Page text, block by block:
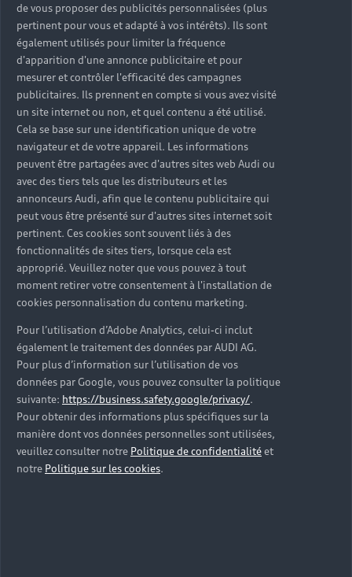
Découvrir
Pour aller plus
loin
de vous proposer des publicités personnalisées (plus
pertinent pour vous et adapté à vos intérêts). Ils sont
également utilisés pour limiter la fréquence
d'apparition d'une annonce publicitaire et pour
mesurer et contrôler l'efficacité des campagnes
publicitaires. Ils prennent en compte si vous avez visité
un site internet ou non, et quel contenu a été utilisé.
Cela se base sur une identification unique de votre
navigateur et de votre appareil. Les informations
peuvent être partagées avec d'autres sites web Audi ou
avec des tiers tels que les distributeurs et les
annonceurs Audi, afin que le contenu publicitaire qui
peut vous être présenté sur d'autres sites internet soit
pertinent. Ces cookies sont souvent liés à des
fonctionnalités de sites tiers, lorsque cela est
approprié. Veuillez noter que vous pouvez à tout
moment retirer votre consentement à l'installation de
cookies personnalisation du contenu marketing.
Pour l’utilisation d’Adobe Analytics, celui-ci inclut
également le traitement des données par AUDI AG.
Pour plus d’information sur l’utilisation de vos
données par Google, vous pouvez consulter la politique
suivante: https://business.safety.google/privacy/.
Pour obtenir des informations plus spécifiques sur la
manière dont vos données personnelles sont utilisées,
veuillez consulter notre Politique de confidentialitéet
notre Politique sur les cookies.